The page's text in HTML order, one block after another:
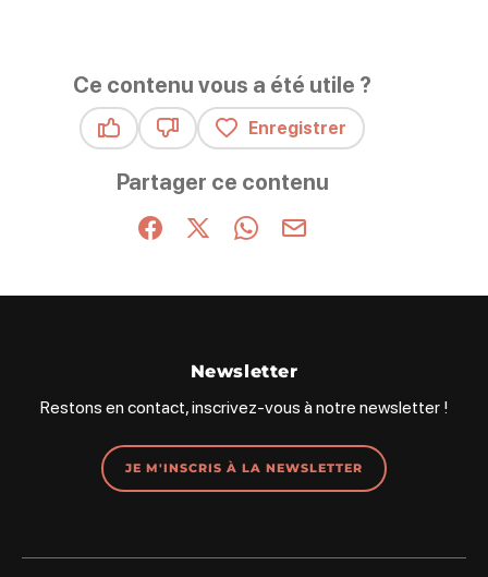
Ce contenu vous a été utile ?
Enregistrer
Partager ce contenu
Partager sur Facebook (nouvelle fenêtre)
Partager sur X / Twitter (nouvelle
Partager sur WhatsApp
Partager par mail
Newsletter
Restons en contact, inscrivez-vous à notre newsletter !
JE M'INSCRIS À LA NEWSLETTER